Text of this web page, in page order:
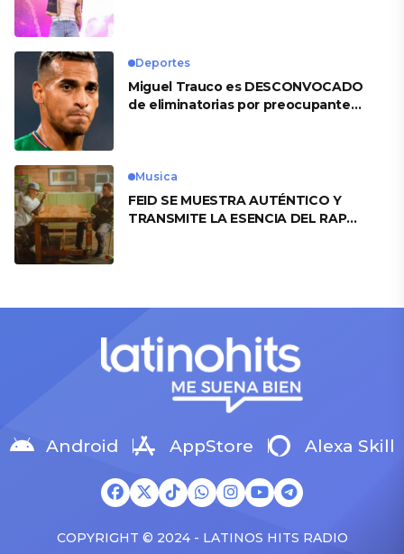
Deportes
Miguel Trauco es DESCONVOCADO
de eliminatorias por preocupante
Musica
FEID SE MUESTRA AUTÉNTICO Y
TRANSMITE LA ESENCIA DEL RAP
Android AppStore Alexa Skill
COPYRIGHT © 2024 - LATINOS HITS RADIO